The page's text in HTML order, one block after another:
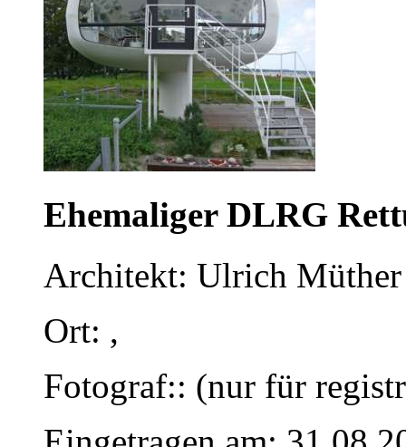
Ehemaliger DLRG
Architekt: Ulrich
Ort: ,
Fotograf:: (nur für